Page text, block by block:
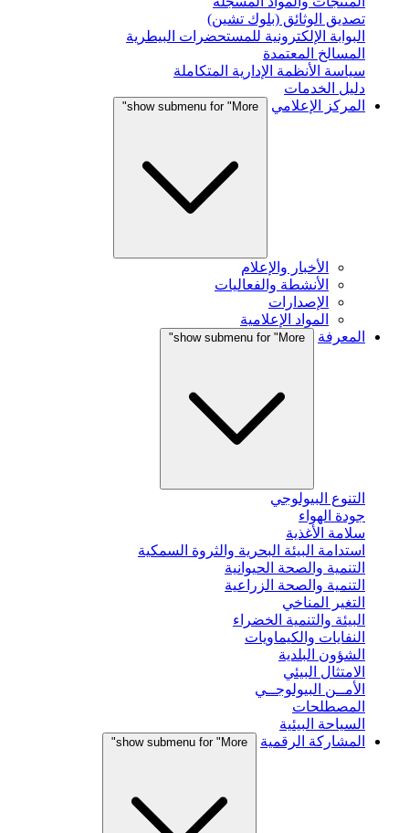
تصديق الوثائق (بلوك تشين)
البوابة الإلكترونية للمستحضرات البيطرية
المسالخ المعتمدة
سياسة الأنظمة الإدارية المتكاملة
دليل الخدمات
المركز الإعلامي
show submenu for "More"
الأخبار والإعلام
الأنشطة والفعاليات
الإصدارات
المواد الإعلامية
المعرفة
show submenu for "More"
التنوع البيولوجي
جودة الهواء
سلامة الأغذية
استدامة البيئة البحرية والثروة السمكية
التنمية والصحة الحيوانية
التنمية والصحة الزراعية
التغير المناخي
البيئة والتنمية الخضراء
النفايات والكيماويات
الشؤون البلدية
الامتثال البيئي
الأمــن البيولوجــي
المصطلحات
السياحة البيئية
المشاركة الرقمية
show submenu for "More"